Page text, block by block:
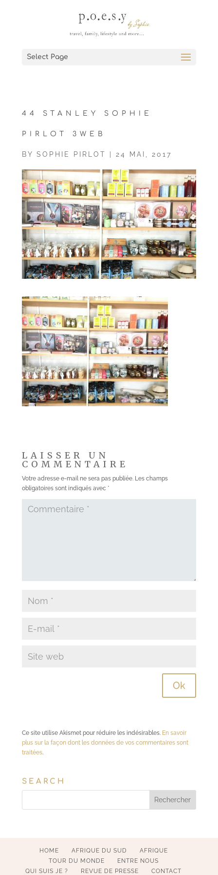
Select Page
44 STANLEY SOPHIE
PIRLOT 3WEB
BY SOPHIE PIRLOT 24 MAI, 2017
LAISSER UN
COMMENTAIRE
Votre adresse e-mail ne sera pas publiée. Les champs
obligatoires sont indiqués avec *
Ce site utilise Akismet pour réduire les indésirables. En savoir
plus sur la façon dont les données de vos commentaires sont
traitées.
SEARCH
HOME AFRIQUE DU SUD
AFRIQUE
TOUR DU MONDE
ENTRE NOUS
QUI SUIS JE ?
REVUE DE PRESSE CONTACT